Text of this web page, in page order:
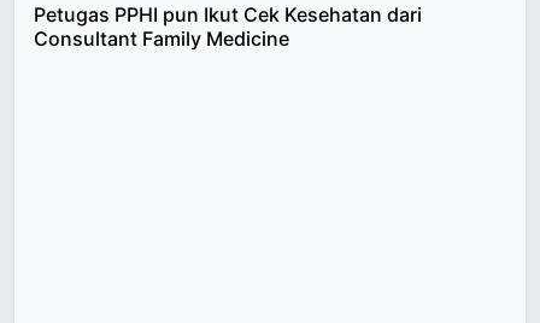
Petugas PPHI pun Ikut Cek Kesehatan dari
Consultant Family Medicine